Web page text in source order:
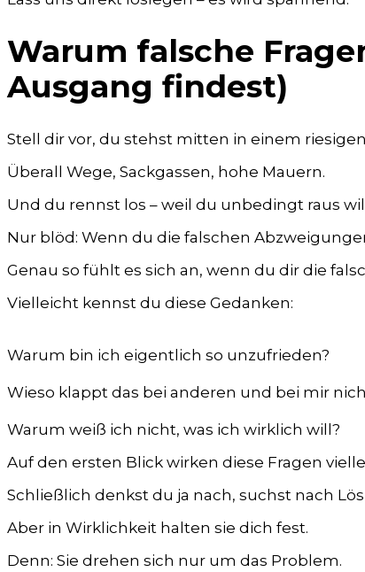
Warum falsche
Ausgang findest)
Stell dir vor, du stehst mitten in einem
Überall Wege, Sackgassen, hohe Mauern.
Und du rennst los – weil du unbedingt raus
Nur blöd: Wenn du die falschen
Genau so fühlt es sich an, wenn du dir die
Vielleicht kennst du diese Gedanken:
Warum bin ich eigentlich so unzufrieden?
Wieso klappt das bei anderen und bei mir
Warum weiß ich nicht, was ich wirklich will?
Auf den ersten Blick wirken diese Fragen
Schließlich denkst du ja nach, suchst nach
Aber in Wirklichkeit halten sie dich fest.
Denn: Sie drehen sich nur um das Problem.